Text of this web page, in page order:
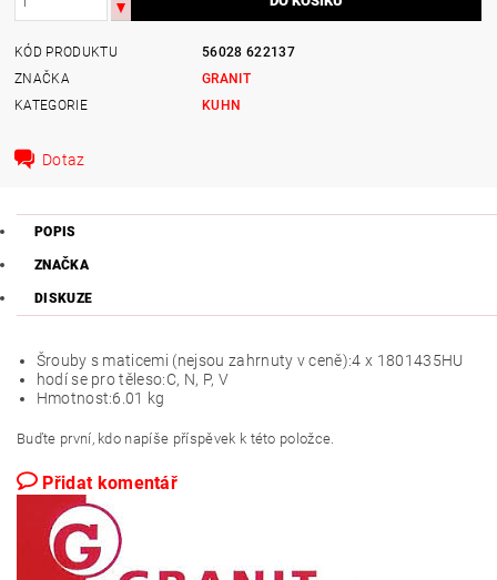
KÓD PRODUKTU
56028 622137
ZNAČKA
GRANIT
KATEGORIE
KUHN
Dotaz
POPIS
ZNAČKA
DISKUZE
Šrouby s maticemi (nejsou zahrnuty v ceně):4 x 1801435HU
hodí se pro těleso:C, N, P, V
Hmotnost:6.01 kg
Buďte první, kdo napíše příspěvek k této položce.
Přidat komentář